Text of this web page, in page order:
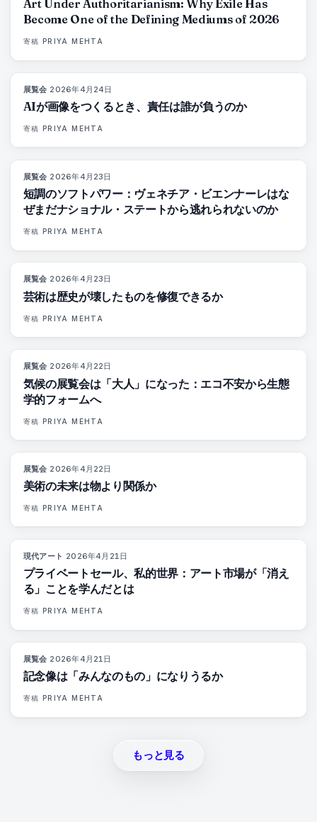
Art Under Authoritarianism: Why Exile Has
Become One of the Defining Mediums of 2026
寄稿 PRIYA MEHTA
展覧会 2026年4月24日
AIが画像をつくるとき、責任は誰が負うのか
寄稿 PRIYA MEHTA
展覧会 2026年4月23日
短調のソフトパワー：ヴェネチア・ビエンナーレはな
ぜまだナショナル・ステートから逃れられないのか
寄稿 PRIYA MEHTA
展覧会 2026年4月23日
芸術は歴史が壊したものを修復できるか
寄稿 PRIYA MEHTA
展覧会 2026年4月22日
気候の展覧会は「大人」になった：エコ不安から生態
学的フォームへ
寄稿 PRIYA MEHTA
展覧会 2026年4月22日
美術の未来は物より関係か
寄稿 PRIYA MEHTA
現代アート 2026年4月21日
プライベートセール、私的世界：アート市場が「消え
る」ことを学んだとは
寄稿 PRIYA MEHTA
展覧会 2026年4月21日
記念像は「みんなのもの」になりうるか
寄稿 PRIYA MEHTA
もっと見る